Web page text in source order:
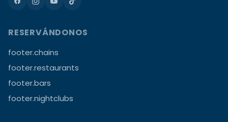
RESERVÁNDONOS
footer.chains
footer.restaurants
footer.bars
footer.nightclubs